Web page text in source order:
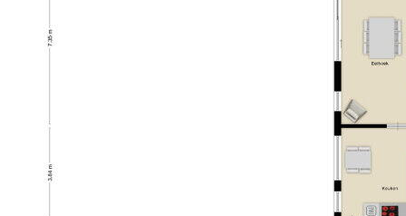
einfach einen Relax- oder Essplatz gestalten, den
man das ganze Jahr über genießen kann. Neben
dem Haus befindet sich außerdem eine Garage und
Trotz der Lage auf einem Gewerbegebiet wohnst du
hier dennoch zentral, mit dem Tolberg-Zentrum und
dem Zentrum von Roosendaal in der Nähe. Schulen,
Läden, Sportanlagen und Ausfallstraßen sind alle